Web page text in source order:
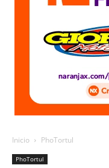
Inicio PhoTortul
PhoTortul